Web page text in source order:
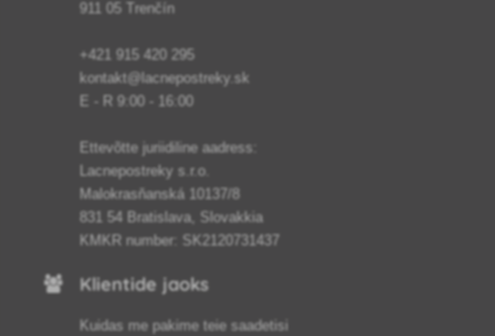
911 05 Trenčín
+421 915 420 295
kontakt@lacnepostreky.sk
E - R 9:00 - 16:00
Ettevõtte juriidiline aadress:
Lacnepostreky s.r.o.
Malokrasňanská 10137/8
831 54 Bratislava, Slovakkia
KMKR number: SK2120731437
Klientide jaoks
Kuidas me pakime teie saadetisi